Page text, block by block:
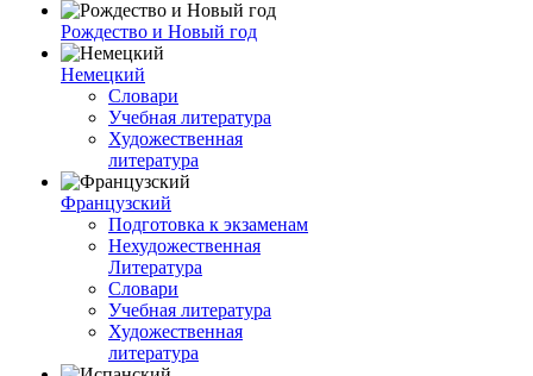
Рождество и Новый год
Немецкий
Словари
Учебная литература
Художественная
литература
Французский
Подготовка к экзаменам
Нехудожественная
Литература
Словари
Учебная литература
Художественная
литература